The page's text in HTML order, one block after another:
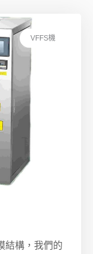
VFFS機
結構，我們的